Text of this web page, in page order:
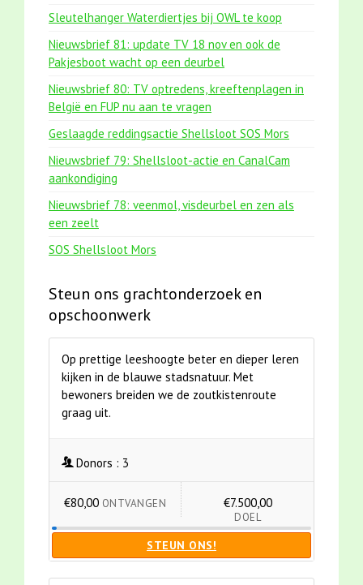
Sleutelhanger Waterdiertjes bij OWL te koop
Nieuwsbrief 81: update TV 18 nov en ook de
Pakjesboot wacht op een deurbel
Nieuwsbrief 80: TV optredens, kreeftenplagen in
België en FUP nu aan te vragen
Geslaagde reddingsactie Shellsloot SOS Mors
Nieuwsbrief 79: Shellsloot-actie en CanalCam
aankondiging
Nieuwsbrief 78: veenmol, visdeurbel en zen als
een zeelt
SOS Shellsloot Mors
Steun ons grachtonderzoek en
opschoonwerk
Op prettige leeshoogte beter en dieper leren
kijken in de blauwe stadsnatuur. Met
bewoners breiden we de zoutkistenroute
graag uit.
Donors : 3
€80,00 ONTVANGEN €7.500,00
DOEL
STEUN ONS!